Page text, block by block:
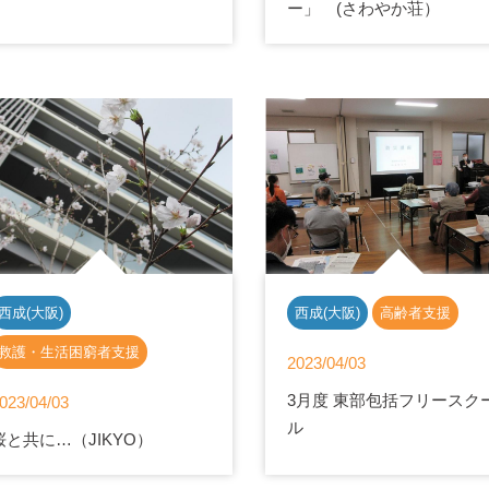
ー」 (さわやか荘）
成(大阪)
護・生活困窮者支援
04/03
と共に…（JIKYO）
西成(大阪) 高齢者支援
2023/04/03
3月度 東部包括フリースク
ル